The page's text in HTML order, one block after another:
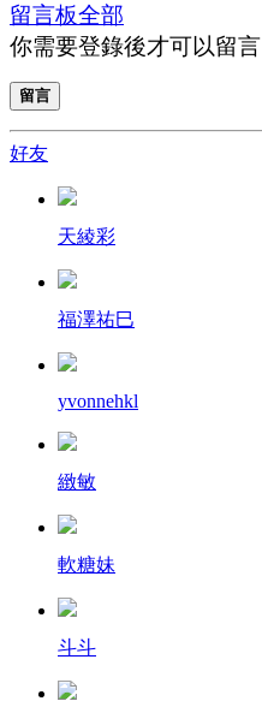
留言板全部
你需要登錄後才可以留言
留言
好友
天綾彩
福澤祐巳
yvonnehkl
緻敏
軟糖妹
斗斗